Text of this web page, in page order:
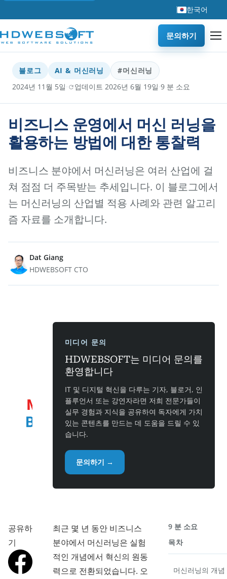
한국어
문의하기
블로그 AI & 머신러닝
#머신러닝
2024년 11월 5일· 업데이트 2026년 6월 19일·9 분 소요
비즈니스 운영에서 머신 러닝을
활용하는 방법에 대한 통찰력
비즈니스 분야에서 머신러닝은 여러 산업에 걸
쳐 점점 더 주목받는 추세입니다. 이 블로그에서
는 머신러닝의 산업별 적용 사례와 관련 알고리
즘 자료를 소개합니다.
Dat Giang
HDWEBSOFT CTO
미디어 문의
HDWEBSOFT는 미디어 문의를
환영합니다
IT 및 디지털 혁신을 다루는 기자, 블로거, 인
플루언서 또는 강연자라면 저희 전문가들이
실무 경험과 지식을 공유하여 독자에게 가치
있는 콘텐츠를 만드는 데 도움을 드릴 수 있
습니다.
문의하기 →
공유하
기
최근 몇 년 동안 비즈니스
분야에서 머신러닝은 실험
적인 개념에서 혁신의 원동
력으로 전환되었습니다. 오
9 분 소요
목차
머신러닝의 개념